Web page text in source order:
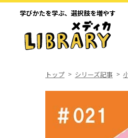
学びかたを学ぶ、 選択肢を増やす
トップ シリーズ記事